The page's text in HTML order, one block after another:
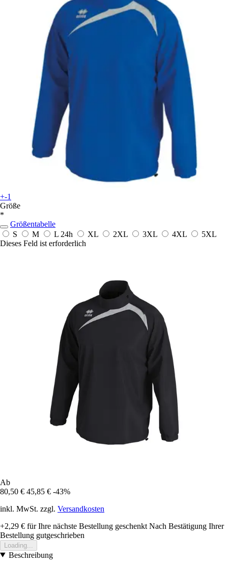
+-1
Größe
*
Größentabelle
S
M L 24h XL 2XL 3XL 4XL
5XL
Dieses Feld ist erforderlich
Ab
80,50 € 45,85 € -43%
inkl. MwSt. zzgl. Versandkosten
+2,29 € für Ihre nächste Bestellung geschenkt Nach Bestätigung Ihrer
Bestellung gutgeschrieben
Loading...
Beschreibung